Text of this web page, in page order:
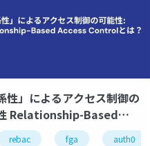
性」によるアクセス制御の
Relationship-Based
Controlとは？
rebac fga auth0